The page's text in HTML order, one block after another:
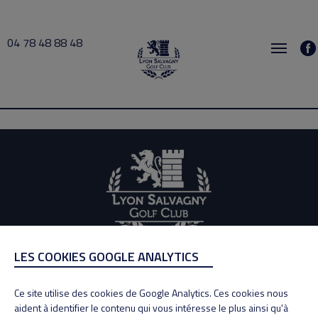
04 78 48 88 48
Katarina 2026-06-24 07:30 → 2026-06-24 10:00
ADRESSE
69890 La Tour de Salvagny
Tél : 04 78 48 88 48
LES COOKIES GOOGLE ANALYTICS
Ce site utilise des cookies de Google Analytics. Ces cookies nous
aident à identifier le contenu qui vous intéresse le plus ainsi qu'à